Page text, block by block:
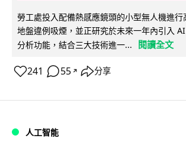
勞工處投入配備熱感應鏡頭的小型無人機進
地盤違例吸煙，並正研究於未來一年內引入
分析功能，結合三大技術進一...
閱讀全文
241 55 ↗ 分享
人工智能